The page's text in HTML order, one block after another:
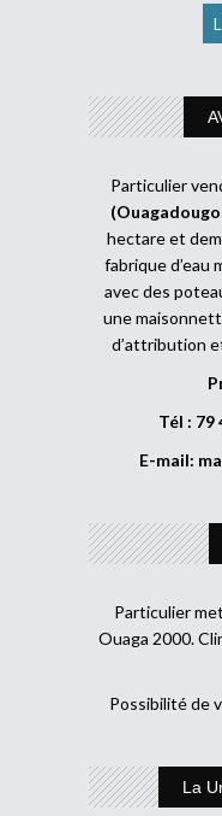
Particulier
hectare et
fabrique d’eau
avec des
une
d’attribution
Tél : 79
E-mail:
Particulier
Ouaga 2000.
Possibilité de
La